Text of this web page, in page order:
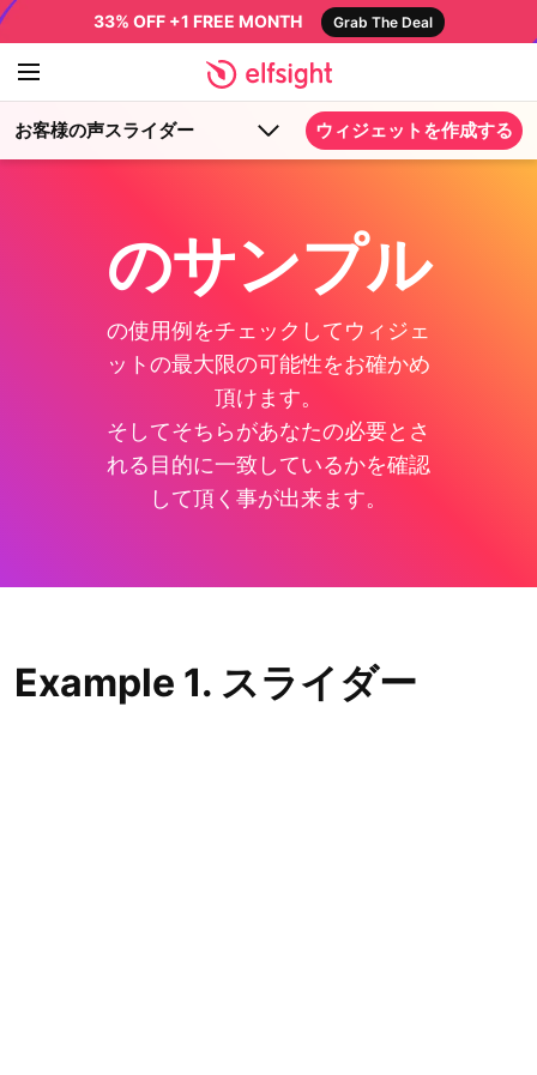
33% OFF +1 FREE MONTH Grab The Deal
お客様の声スライダー ウィジェットを作成する
のサンプル
の使用例をチェックしてウィジェ
ットの最大限の可能性をお確かめ
頂けます。
そしてそちらがあなたの必要とさ
れる目的に一致しているかを確認
して頂く事が出来ます。
Example 1. スライダー